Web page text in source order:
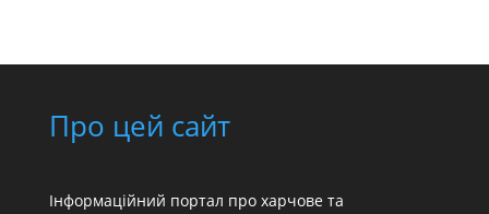
Про цей сайт
Інформаційний портал про харчове та